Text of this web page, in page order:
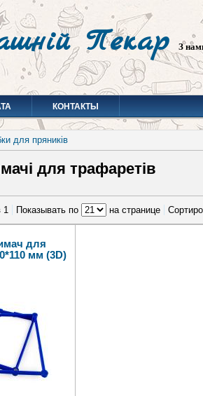
Пекар З
КОНТАКТЫ
для пряників
для трафаретів
1 Показывать по на странице
для
мм (3D)